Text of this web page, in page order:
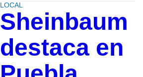
LOCAL
Sheinbaum
destaca en